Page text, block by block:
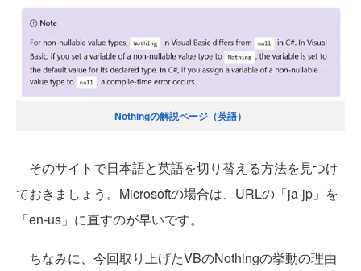
Nothingの解説ページ（英語）
そのサイトで日本語と英語を切り替える方法を見つけ
ておきましょう。Microsoftの場合は、URLの「ja-jp」を
「en-us」に直すのが早いです。
ちなみに、今回取り上げたVBのNothingの挙動の理由